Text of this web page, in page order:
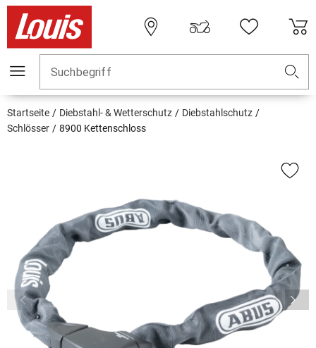
Suchbegriff
Startseite Diebstahl- & Wetterschutz
Diebstahlschutz
Schlösser
8900 Kettenschloss